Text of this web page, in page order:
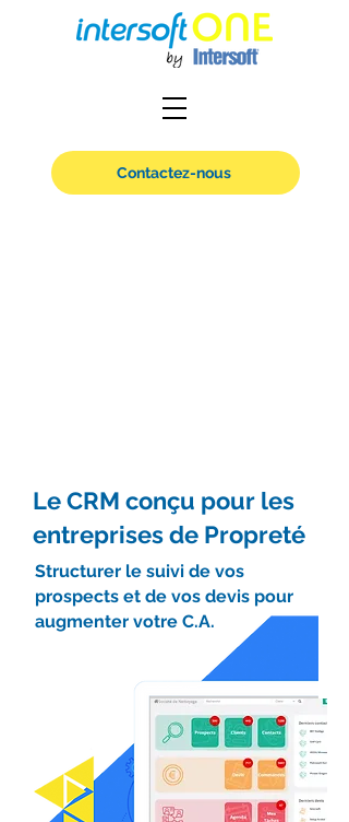
Contactez-nous
Le CRM conçu pour les
entreprises de Propreté
Structurer le suivi de vos
prospects et de vos devis pour
augmenter votre C.A.